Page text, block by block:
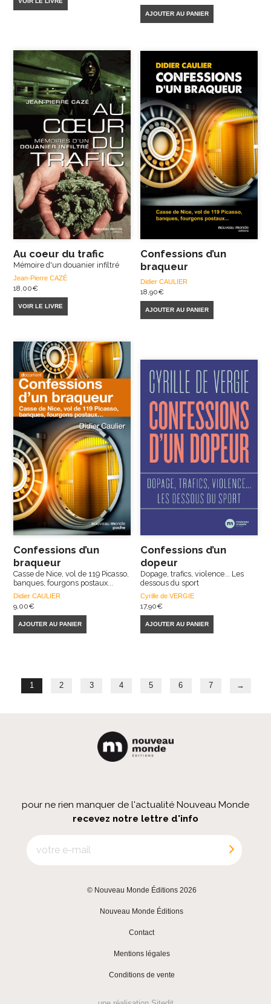
AJOUTER AU PANIER
Au coeur du trafic
Mémoire d'un douanier infiltré
Jean-Pierre CAZÉ
18,00€
VOIR LE LIVRE
Confessions d’un
braqueur
Didier CAULIER
18,90€
AJOUTER AU PANIER
Confessions d’un
braqueur
Casse de Nice, vol de 119 Picasso,
banques, fourgons postaux...
Didier CAULIER
9,00€
AJOUTER AU PANIER
Confessions d’un
dopeur
Dopage, trafics, violence... Les
dessous du sport
Cyrille de VERGIE
17,90€
AJOUTER AU PANIER
1 2 3 4 5 6 7 →
pour ne rien manquer de l'actualité Nouveau Monde
recevez notre lettre d'info
© Nouveau Monde Éditions 2026
Nouveau Monde Éditions
Contact
Mentions légales
Conditions de vente